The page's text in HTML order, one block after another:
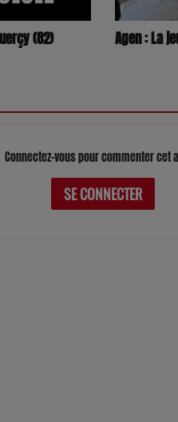
(82) Agen : La
Connectez-vous pour commenter cet
SE CONNECTER